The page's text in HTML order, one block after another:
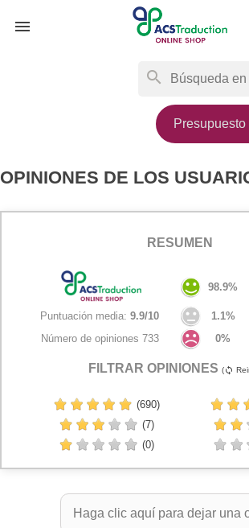

search
OPINIONES DE LOS
RESUMEN
98.9%
Puntuación media: 9.9/10 1.1%
Número de opiniones 733
0%
FILTRAR OPINIONES (sync
(690)
(7)
(0)
Haga clic aquí para dejar una